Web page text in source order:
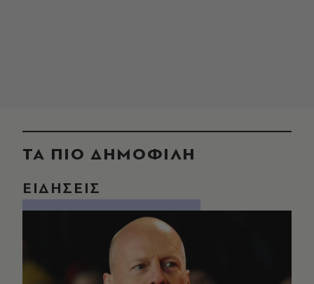
ΤΑ ΠΙΟ ΔΗΜΟΦΙΛΗ
ΕΙΔΗΣΕΙΣ